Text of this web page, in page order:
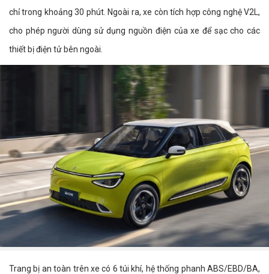
chỉ trong khoảng 30 phút. Ngoài ra, xe còn tích hợp công nghệ V2L,
cho phép người dùng sử dụng nguồn điện của xe để sạc cho các
thiết bị điện tử bên ngoài.
Trang bị an toàn trên xe có 6 túi khí, hệ thống phanh ABS/EBD/BA,